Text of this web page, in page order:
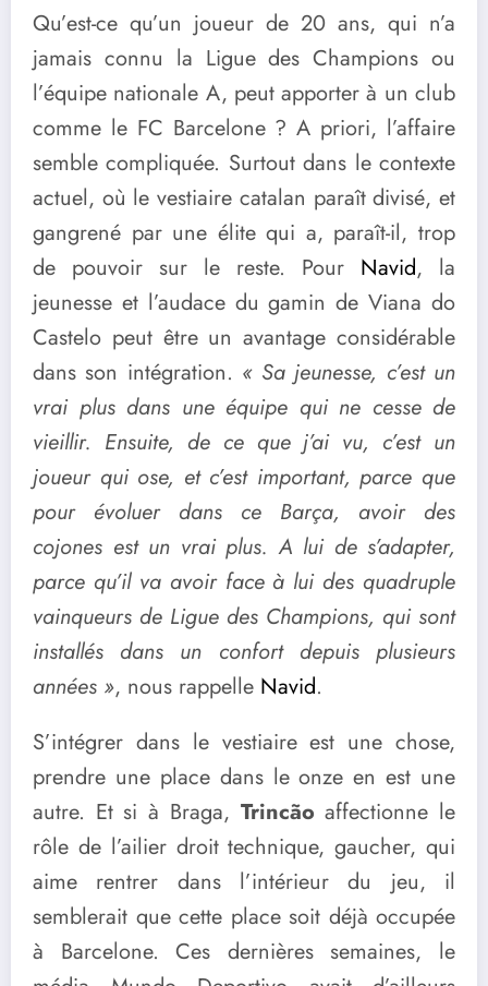
Qu’est-ce qu’un joueur de 20 ans, qui n’a
jamais connu la Ligue des Champions ou
l’équipe nationale A, peut apporter à un club
comme le FC Barcelone ? A priori, l’affaire
semble compliquée. Surtout dans le contexte
actuel, où le vestiaire catalan paraît divisé, et
gangrené par une élite qui a, paraît-il, trop
de pouvoir sur le reste. Pour Navid, la
jeunesse et l’audace du gamin de Viana do
Castelo peut être un avantage considérable
dans son intégration. « Sa jeunesse, c’est un
vrai plus dans une équipe qui ne cesse de
vieillir. Ensuite, de ce que j’ai vu, c’est un
joueur qui ose, et c’est important, parce que
pour évoluer dans ce Barça, avoir des
cojones est un vrai plus. A lui de s’adapter,
parce qu’il va avoir face à lui des quadruple
vainqueurs de Ligue des Champions, qui sont
installés dans un confort depuis plusieurs
années », nous rappelle Navid.
S’intégrer dans le vestiaire est une chose,
prendre une place dans le onze en est une
autre. Et si à Braga, Trincãoaffectionne le
rôle de l’ailier droit technique, gaucher, qui
aime rentrer dans l’intérieur du jeu, il
semblerait que cette place soit déjà occupée
à Barcelone. Ces dernières semaines, le